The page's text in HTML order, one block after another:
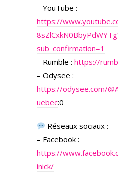
– YouTube :
https://
sub_confirmation=1
– Rumble : https://
– Odysee :
https://odysee.com/
uebec:0
Réseaux sociaux :
– Facebook :
https://
inick/